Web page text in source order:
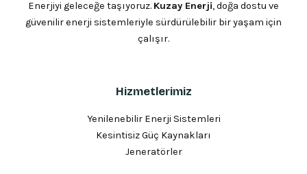
Enerjiyi geleceğe taşıyoruz. Kuzay Enerji, doğa dostu ve
güvenilir enerji sistemleriyle sürdürülebilir bir yaşam için
çalışır.
Hizmetlerimiz
Yenilenebilir Enerji Sistemleri
Kesintisiz Güç Kaynakları
Jeneratörler